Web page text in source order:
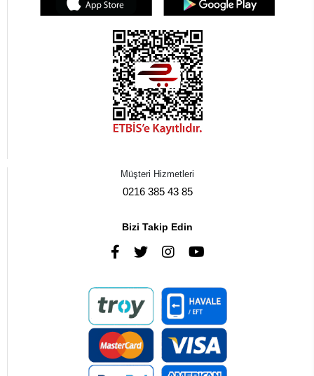
Müşteri Hizmetleri
0216 385 43 85
Bizi Takip Edin